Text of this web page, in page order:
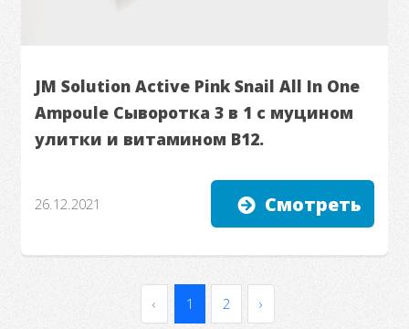
JM Solution Active Pink Snail All In One
Ampoule Сыворотка 3 в 1 с муцином
улитки и витамином В12.
26.12.2021 Смотреть
‹ 1 2 ›